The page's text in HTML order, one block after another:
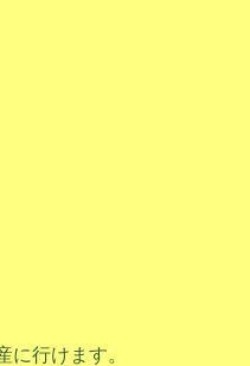
行けます。